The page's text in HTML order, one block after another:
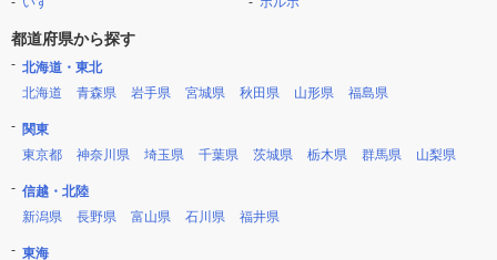
都道府県から探す
北海道・東北
北海道
青森県 岩手県 宮城県 秋田県 山形県 福島県
関東
東京都
神奈川県 埼玉県 千葉県 茨城県 栃木県 群馬県 山梨県
信越・北陸
新潟県
長野県 富山県 石川県 福井県
東海